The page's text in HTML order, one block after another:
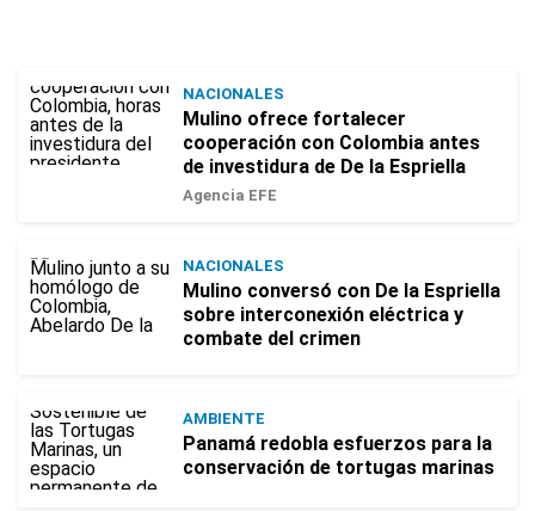
NACIONALES
Mulino ofrece fortalecer
cooperación con Colombia antes
de investidura de De la Espriella
Agencia EFE
NACIONALES
Mulino conversó con De la Espriella
sobre interconexión eléctrica y
combate del crimen
AMBIENTE
Panamá redobla esfuerzos para la
conservación de tortugas marinas